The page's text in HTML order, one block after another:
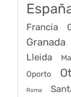
Francia
Granada
Lleida
Oporto
Roma